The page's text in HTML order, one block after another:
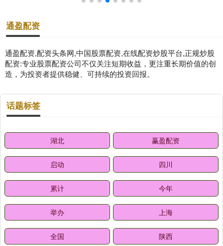
通盈配资
通盈配资,配资头条网,中国股票配资,在线配资炒股平台,正规炒股
配资:专业股票配资公司不仅关注短期收益，更注重长期价值的创
造，为投资者提供稳健、可持续的投资回报。
话题标签
湖北 赢盈配资
启动 四川
累计 今年
举办 上海
全国 陕西